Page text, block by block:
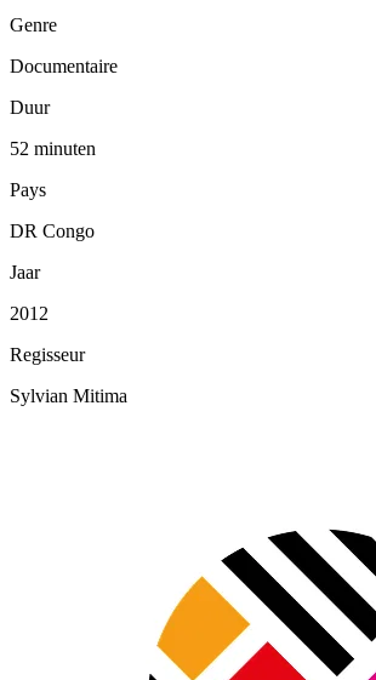
Genre
Documentaire
Duur
52 minuten
Pays
DR Congo
Jaar
2012
Regisseur
Sylvian Mitima